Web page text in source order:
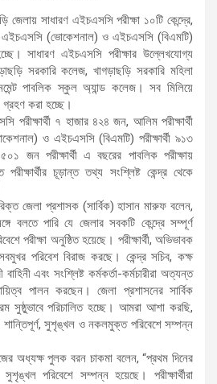
জেলায় সাধারণ এইচএসসি পরীক্ষা ১০টি কেন্দ্রে,
এইচএসসি (ভোকেশনাল) ও এইচএসসি (বিএমটি)
সাধারণ এইচএসসি পরীক্ষার উল্লেখযোগ্য
সরকারি কলেজ, খাগড়াছড়ি সরকারি মহিলা
পাবলিক স্কুল অ্যান্ড কলেজ। সব মিলিয়ে
গ্রহণ করা হচ্ছে।
পরীক্ষার্থী ৭ হাজার ৪২৪ জন, আলিম পরীক্ষার্থী
ও এইচএসসি (বিএমটি) পরীক্ষার্থী ৯১৩
জন পরীক্ষার্থী এ বছরের পাবলিক পরীক্ষায়
চূড়ান্ত তথ্য সংশ্লিষ্ট কেন্দ্র থেকে
জেলা প্রশাসক (সার্বিক) হাসান মারুফ বলেন,
বলতে পারি যে জেলার সবকটি কেন্দ্রে সম্পূর্ণ
পরীক্ষা অনুষ্ঠিত হয়েছে। পরীক্ষার্থী, অভিভাবক
পরিবেশ বিরাজ করছে। কেন্দ্র সচিব, কক্ষ
এবং সংশ্লিষ্ট কর্মকর্তা-কর্মচারীরা অত্যন্ত
পালন করছেন। জেলা প্রশাসনের সার্বিক
সুষ্ঠুভাবে পরিচালিত হচ্ছে। আমরা আশা করছি,
শান্তিপূর্ণ, সুশৃঙ্খল ও নকলমুক্ত পরিবেশে সম্পন্ন
অধ্যক্ষ পুলক বরন চাকমা বলেন, “প্রথম দিনের
পরিবেশে সম্পন্ন হয়েছে। পরীক্ষার্থীরা